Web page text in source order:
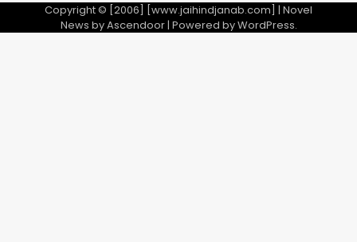
फरार आरोपी
Team JHJ
Copyright © [2006] [www.jaihindjanab.com] | Novel
News byAscendoor| Powered byWordPress.